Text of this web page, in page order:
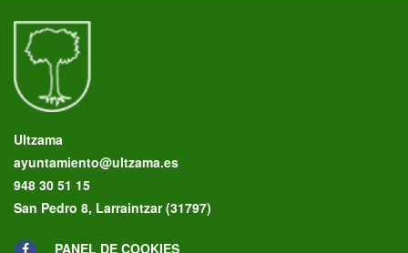
Ultzama
ayuntamiento@ultzama.es
948 30 51 15
San Pedro 8, Larraintzar (31797)
PANEL DE COOKIES